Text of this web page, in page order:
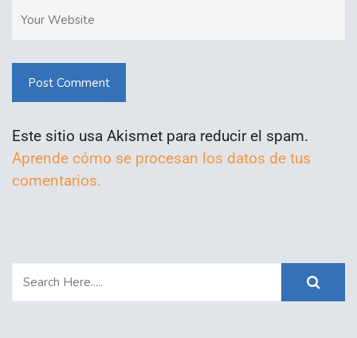
Post Comment
Este sitio usa Akismet para reducir el spam.
Aprende cómo se procesan los datos de tus
comentarios.